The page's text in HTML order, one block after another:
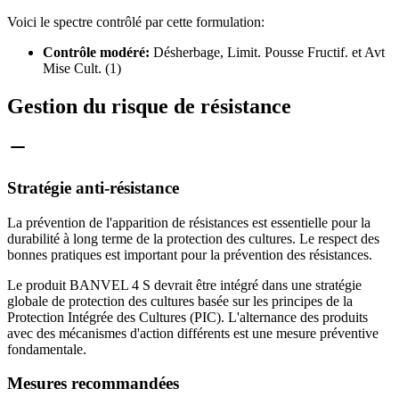
Voici le spectre contrôlé par cette formulation:
Contrôle modéré: Désherbage, Limit. Pousse Fructif. et Avt
Mise Cult. (1)
Gestion du risque de résistance
Stratégie anti-résistance
La prévention de l'apparition de résistances est essentielle pour la
durabilité à long terme de la protection des cultures. Le respect des
bonnes pratiques est important pour la prévention des résistances.
Le produit BANVEL 4 S devrait être intégré dans une stratégie
globale de protection des cultures basée sur les principes de la
Protection Intégrée des Cultures (PIC). L'alternance des produits
avec des mécanismes d'action différents est une mesure préventive
fondamentale.
Mesures recommandées